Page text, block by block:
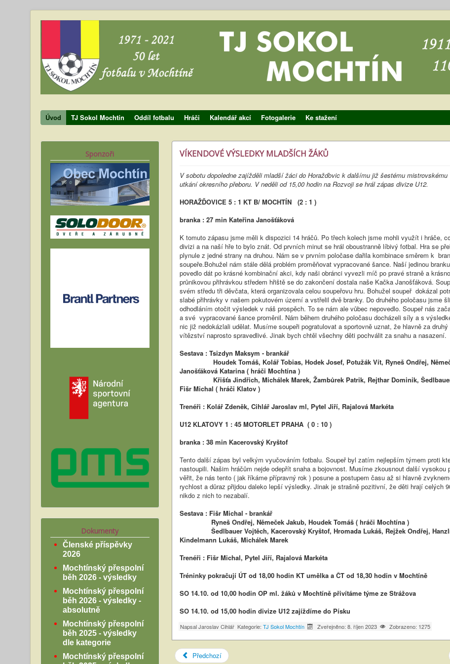
Úvod
TJ Sokol Mochtín Oddíl fotbalu Hráči Kalendář akcí Fotogalerie Ke stažení
Sponzoři
Dokumenty
Členské příspěvky
2026
Mochtínský přespolní
běh 2026 - výsledky
Mochtínský přespolní
běh 2026 - výsledky -
absolutně
Mochtínský přespolní
běh 2025 - výsledky
dle kategorie
Mochtínský přespolní
VÍKENDOVÉ VÝSLEDKY MLADŠÍCH ŽÁKŮ
V sobotu dopoledne zajížděli mladší žáci do Horažďovic k dalšímu již šestému mistrovskému
utkání okresního přeboru. V neděli od 15,00 hodin na Rozvoji se hrál zápas divize U12.
HORAŽĎOVICE 5 : 1 KT B/ MOCHTÍN (2 : 1 )
branka : 27 min Kateřina Janošťáková
K tomuto zápasu jsme měli k dispozici 14 hráčů. Po třech kolech jsme mohli využít i hráče,
divizi a na naší hře to bylo znát. Od prvních minut se hrál oboustranně líbivý fotbal. Hra se
plynule z jedné strany na druhou. Nám se v prvním poločase dařila kombinace směrem k
soupeře.Bohužel nám stále dělá problém proměňovat vypracované šance. Naší jedinou
povedlo dát po krásné kombinační akci, kdy naši obránci vyvezli míč po pravé straně a
průnikovou přihrávkou středem hřiště se do zakončení dostala naše Kačka Janošťáková.
svém středu tři děvčata, která organizovala celou soupeřovu hru. Bohužel soupeř dokázal
slabé přihrávky v našem pokutovém území a vstřelil dvě branky. Do druhého poločasu jsme
odhodláním otočit výsledek v náš prospěch. To se nám ale vůbec nepovedlo. Soupeř nás
a své vypracované šance proměnil. Nám během druhého poločasu docházeli síly a s
nic již nedokázlali udělat. Musíme soupeři pogratulovat a sportovně uznat, že hlavně za
vítězství naprosto spravedlivé. Jinak bych chtěl všechny děti pochválit za snahu a nasazení.
Sestava : Tsizdyn Maksym - brankář
Houdek Tomáš, Kolář Tobias, Hodek Josef, Potužák Vít, Ryneš Ondřej,
Janošťáková Katarina ( hráči Mochtína )
Křišťa Jindřich, Michálek Marek, Žambůrek Patrik, Rejthar Dominik,
Fišr Michal ( hráči Klatov )
Trenéři : Kolář Zdeněk, Cihlář Jaroslav ml, Pytel Jiří, Rajalová Markéta
U12 KLATOVY 1 : 45 MOTORLET PRAHA ( 0 : 10 )
branka : 38 min Kacerovský Kryštof
Tento další zápas byl velkým vyučováním fotbalu. Soupeř byl zatím nejlepším týmem proti
nastoupili. Našim hráčům nejde odepřít snaha a bojovnost. Musíme zkousnout další vysokou
věřit, že nás tento ( jak říkáme přípravný rok ) posune a postupem času až si hlavně
rychlost a důraz přijdou daleko lepší výsledky. Jinak je strašně pozitivní, že děti hrají celých
nikdo z nich to nezabalí.
Sestava : Fišr Michal - brankář
Ryneš Ondřej, Němeček Jakub, Houdek Tomáš ( hráči Mochtína )
Šedlbauer Vojtěch, Kacerovský Kryštof, Hromada Lukáš, Rejžek Ondřej,
Kindelmann Lukáš, Michálek Marek
Trenéři : Fišr Michal, Pytel Jiří, Rajalová Markéta
Tréninky pokračují ÚT od 18,00 hodin KT umělka a ČT od 18,30 hodin v Mochtíně
SO 14.10. od 10,00 hodin OP ml. žáků v Mochtíně přivítáme týme ze Strážova
SO 14.10. od 15,00 hodin divize U12 zajíždíme do Písku
NapsalJaroslav Cihlář Kategorie: TJ Sokol Mochtín Zveřejněno: 8. říjen 2023 Zobrazeno: 1275
Předchozí